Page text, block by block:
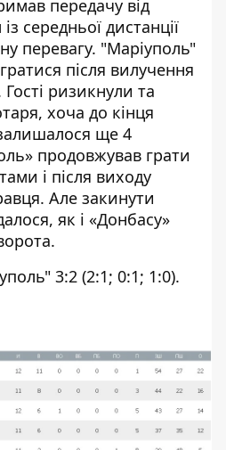
передачу від
середньої дистанції
перевагу. "Маріуполь"
після вилучення
ризикнули та
хоча до кінця
ще 4
продовжував грати
і після виходу
Але закинути
як і «Донбасу»
3:2 (2:1; 0:1; 1:0).